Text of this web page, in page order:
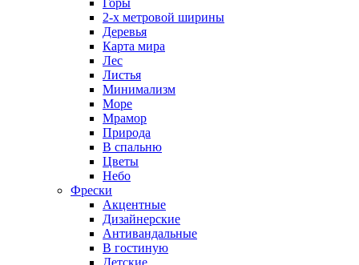
Горы
2-х метровой ширины
Деревья
Карта мира
Лес
Листья
Минимализм
Море
Мрамор
Природа
В спальню
Цветы
Небо
Фрески
Акцентные
Дизайнерские
Антивандальные
В гостиную